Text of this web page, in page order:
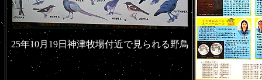
25年10月19日神津牧場付近で見られる野鳥